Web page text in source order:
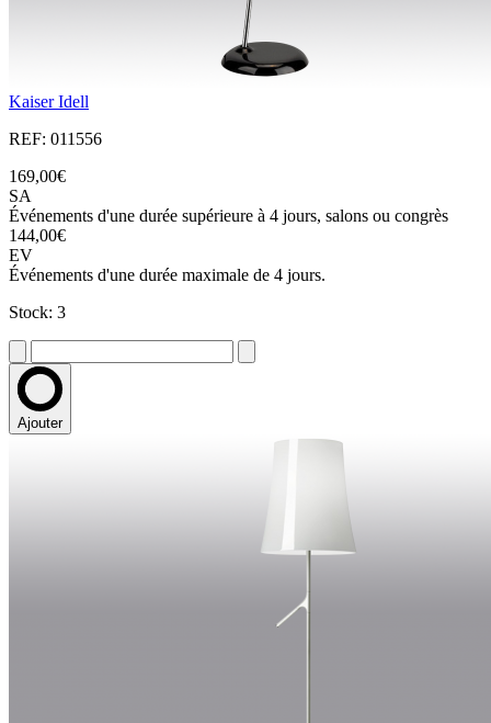
Kaiser Idell
REF: 011556
169,00€
SA
Événements d'une durée supérieure à 4 jours, salons ou congrès
144,00€
EV
Événements d'une durée maximale de 4 jours.
Stock: 3
Ajouter